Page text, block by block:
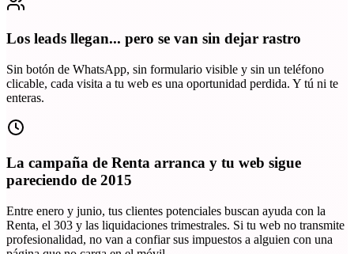
Los leads llegan... pero se van sin dejar rastro
Sin botón de WhatsApp, sin formulario visible y sin un teléfono
clicable, cada visita a tu web es una oportunidad perdida. Y tú ni te
enteras.
La campaña de Renta arranca y tu web sigue
pareciendo de 2015
Entre enero y junio, tus clientes potenciales buscan ayuda con la
Renta, el 303 y las liquidaciones trimestrales. Si tu web no transmite
profesionalidad, no van a confiar sus impuestos a alguien con una